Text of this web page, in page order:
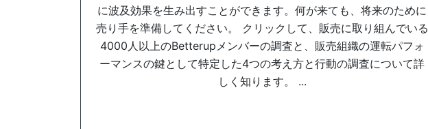
に波及効果を生み出すことができます。何が来ても、将来のために
売り手を準備してください。 クリックして、販売に取り組んでいる
4000人以上のBetterupメンバーの調査と、販売組織の運転パフォ
ーマンスの鍵として特定した4つの考え方と行動の調査について詳
しく知ります。 ...